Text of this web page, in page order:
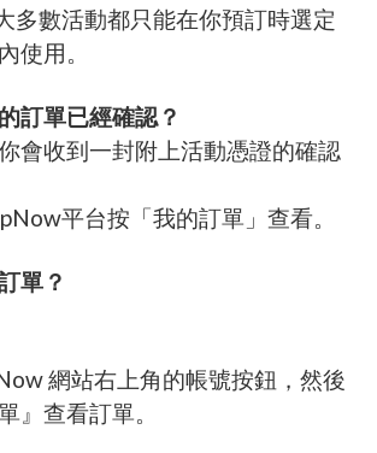
多數活動都只能在你預訂時選定
使用。
訂單已經確認？
會收到一封附上活動憑證的確認
平台按「我的訂單」查看。
單？
網站右上角的帳號按鈕，然後
』查看訂單。